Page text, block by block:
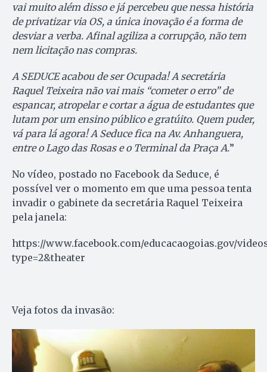
vai muito além disso e já percebeu que nessa história
de privatizar via OS, a única inovação é a forma de
desviar a verba. Afinal agiliza a corrupção, não tem
nem licitação nas compras.
A SEDUCE acabou de ser Ocupada! A secretária
Raquel Teixeira não vai mais “cometer o erro” de
espancar, atropelar e cortar a água de estudantes que
lutam por um ensino público e gratúito. Quem puder,
vá para lá agora! A Seduce fica na Av. Anhanguera,
entre o Lago das Rosas e o Terminal da Praça A.”
No vídeo, postado no Facebook da Seduce, é
possível ver o momento em que uma pessoa tenta
invadir o gabinete da secretária Raquel Teixeira
pela janela:
https://www.facebook.com/educacaogoias.gov/videos/
type=2&theater
Veja fotos da invasão: